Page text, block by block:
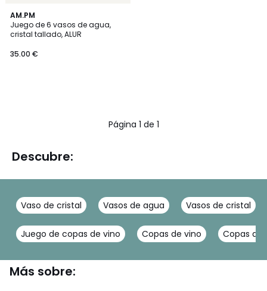
AM.PM
Juego de 6 vasos de agua,
cristal tallado, ALUR
35.00 €
Página 1 de 1
Descubre:
Vaso de cristal Vasos de agua Vasos de cristal
Juego de copas de vino Copas de vino Copas de
Más sobre: